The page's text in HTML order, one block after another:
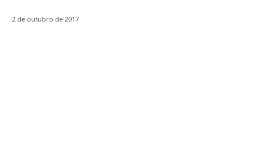
2 de outubro de 2017